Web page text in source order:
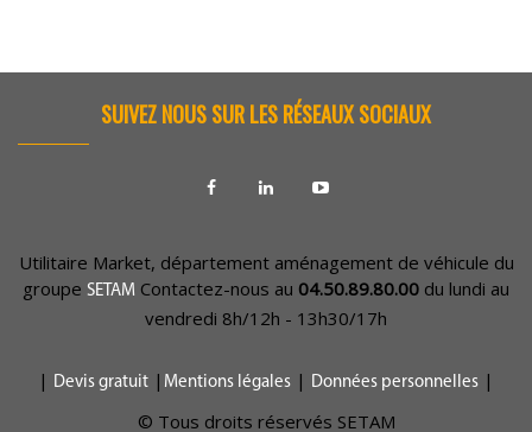
SUIVEZ NOUS SUR LES RÉSEAUX SOCIAUX
Utilitaire Market, département aménagement de véhicule du
groupe SETAM Contactez-nous au 04.50.89.80.00 du lundi au
vendredi 8h/12h - 13h30/17h
| Devis gratuit | Mentions légales | Données personnelles |
© Tous droits réservés SETAM